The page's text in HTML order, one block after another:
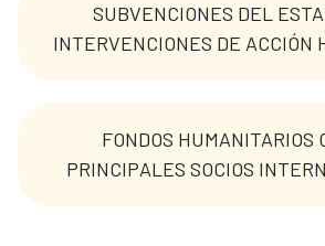
SUBVENCIONES DEL
INTERVENCIONES DE ACCIÓN
FONDOS HUMANITARIOS
PRINCIPALES SOCIOS